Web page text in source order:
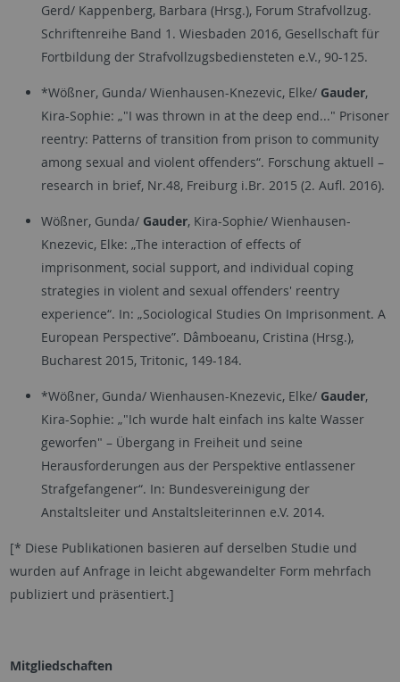
Gerd/ Kappenberg, Barbara (Hrsg.), Forum Strafvollzug.
Schriftenreihe Band 1. Wiesbaden 2016, Gesellschaft für
Fortbildung der Strafvollzugsbediensteten e.V., 90-125.
*Wößner, Gunda/ Wienhausen-Knezevic, Elke/ Gauder,
Kira-Sophie: „"I was thrown in at the deep end..." Prisoner
reentry: Patterns of transition from prison to community
among sexual and violent offenders“. Forschung aktuell –
research in brief, Nr.48, Freiburg i.Br. 2015 (2. Aufl. 2016).
Wößner, Gunda/ Gauder, Kira-Sophie/ Wienhausen-
Knezevic, Elke: „The interaction of effects of
imprisonment, social support, and individual coping
strategies in violent and sexual offenders' reentry
experience“. In: „Sociological Studies On Imprisonment. A
European Perspective”. Dâmboeanu, Cristina (Hrsg.),
Bucharest 2015, Tritonic, 149-184.
*Wößner, Gunda/ Wienhausen-Knezevic, Elke/ Gauder,
Kira-Sophie: „"Ich wurde halt einfach ins kalte Wasser
geworfen" – Übergang in Freiheit und seine
Herausforderungen aus der Perspektive entlassener
Strafgefangener“. In: Bundesvereinigung der
Anstaltsleiter und Anstaltsleiterinnen e.V. 2014.
[* Diese Publikationen basieren auf derselben Studie und
wurden auf Anfrage in leicht abgewandelter Form mehrfach
publiziert und präsentiert.]
Mitgliedschaften